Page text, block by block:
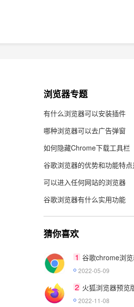
浏览器专题
有什么浏览器可以安装插件
哪种浏览器可以去广告弹窗
如何隐藏Chrome下载工具栏
谷歌浏览器的优势和功能特
可以进入任何网站的浏览器
谷歌浏览器有什么实用功能
猜你喜欢
1 谷歌chrome浏
2022-05-09
2 火狐浏览器预览
2022-11-08